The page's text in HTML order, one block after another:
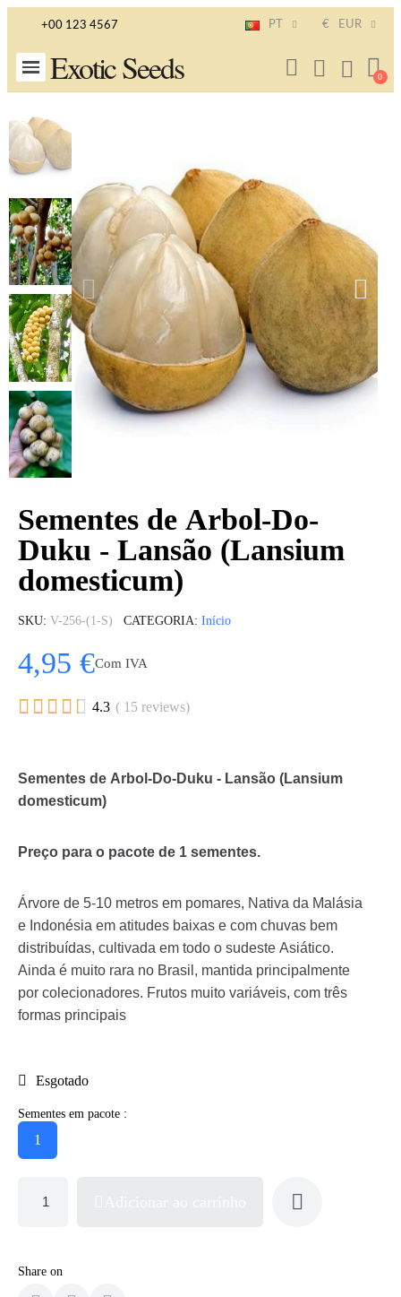
+00 123 4567 PT € EUR
Exotic Seeds
Sementes de Arbol-Do-
Duku - Lansão (Lansium
domesticum)
SKU V-256-(1-S) CATEGORIA Início
4,95 €Com IVA
     4.3 ( 15 reviews)
Sementes de Arbol-Do-Duku - Lansão (Lansium
domesticum)
Preço para o pacote de 1 sementes.
Árvore de 5-10 metros em pomares, Nativa da Malásia
e Indonésia em atitudes baixas e com chuvas bem
distribuídas, cultivada em todo o sudeste Asiático.
Ainda é muito rara no Brasil, mantida principalmente
por colecionadores. Frutos muito variáveis, com três
formas principais
Esgotado
Sementes em pacote :
1
Share on